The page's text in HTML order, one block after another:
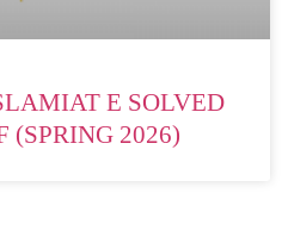
E SOLVED
(SPRING 2026)